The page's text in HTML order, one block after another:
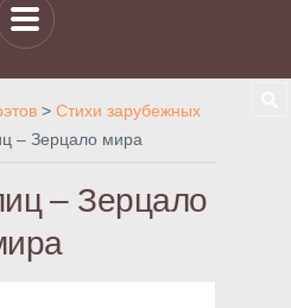
> Стихи зарубежных
– Зерцало мира
– Зерцало